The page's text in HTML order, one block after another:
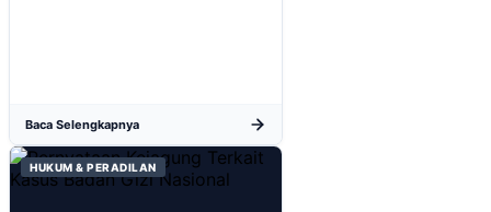
Baca Selengkapnya
HUKUM & PERADILAN